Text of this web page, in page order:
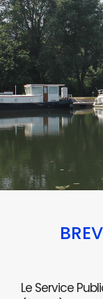
Le Service